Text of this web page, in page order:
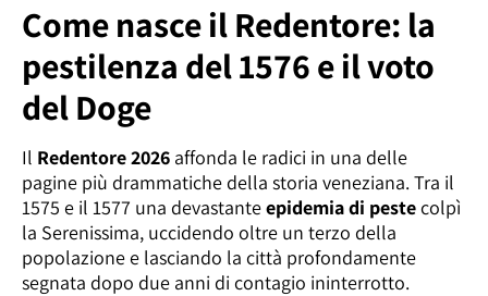
Come nasce il Redentore: la
pestilenza del 1576 e il voto
del Doge
Il Redentore 2026 affonda le radici in una delle
pagine più drammatiche della storia veneziana. Tra il
1575 e il 1577 una devastanteepidemia di pestecolpì
la Serenissima, uccidendo oltre un terzo della
popolazione e lasciando la città profondamente
segnata dopo due anni di contagio ininterrotto.